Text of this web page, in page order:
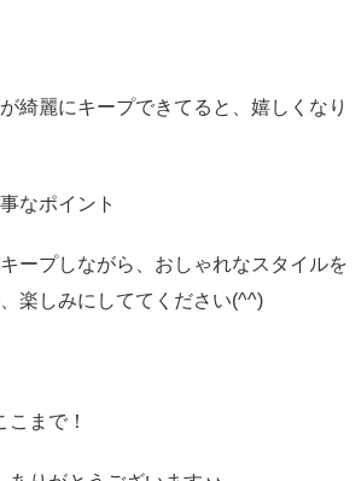
綺麗にキープできてると、嬉しくなり
なポイント
ープしながら、おしゃれなスタイルを
楽しみにしててください(^^)
まで！